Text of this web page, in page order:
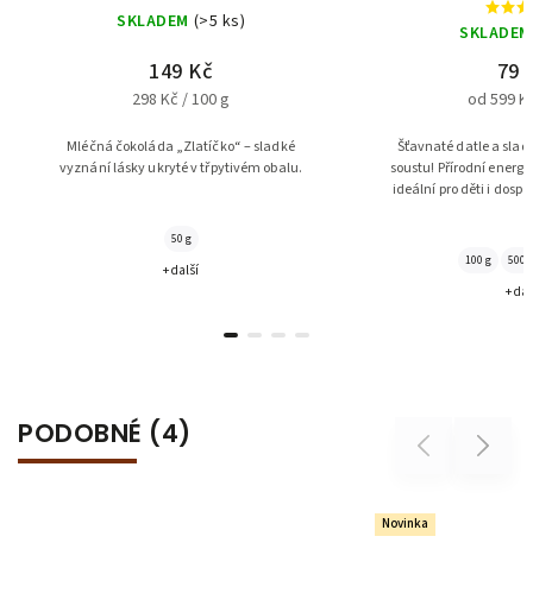
SKLADEM (>5 ks)
149 Kč
298 Kč / 100 g
Mléčná čokoláda „Zlatíčko“ – sladké
vyznání lásky ukryté v třpytivém obalu.
50 g
+ další
SKLADEM
79
od 599
Šťavnaté datle a
soustu! Přírodní
ideální pro děti i
100 g 500 g
+
PODOBNÉ (4) Previous
Novinka
Next